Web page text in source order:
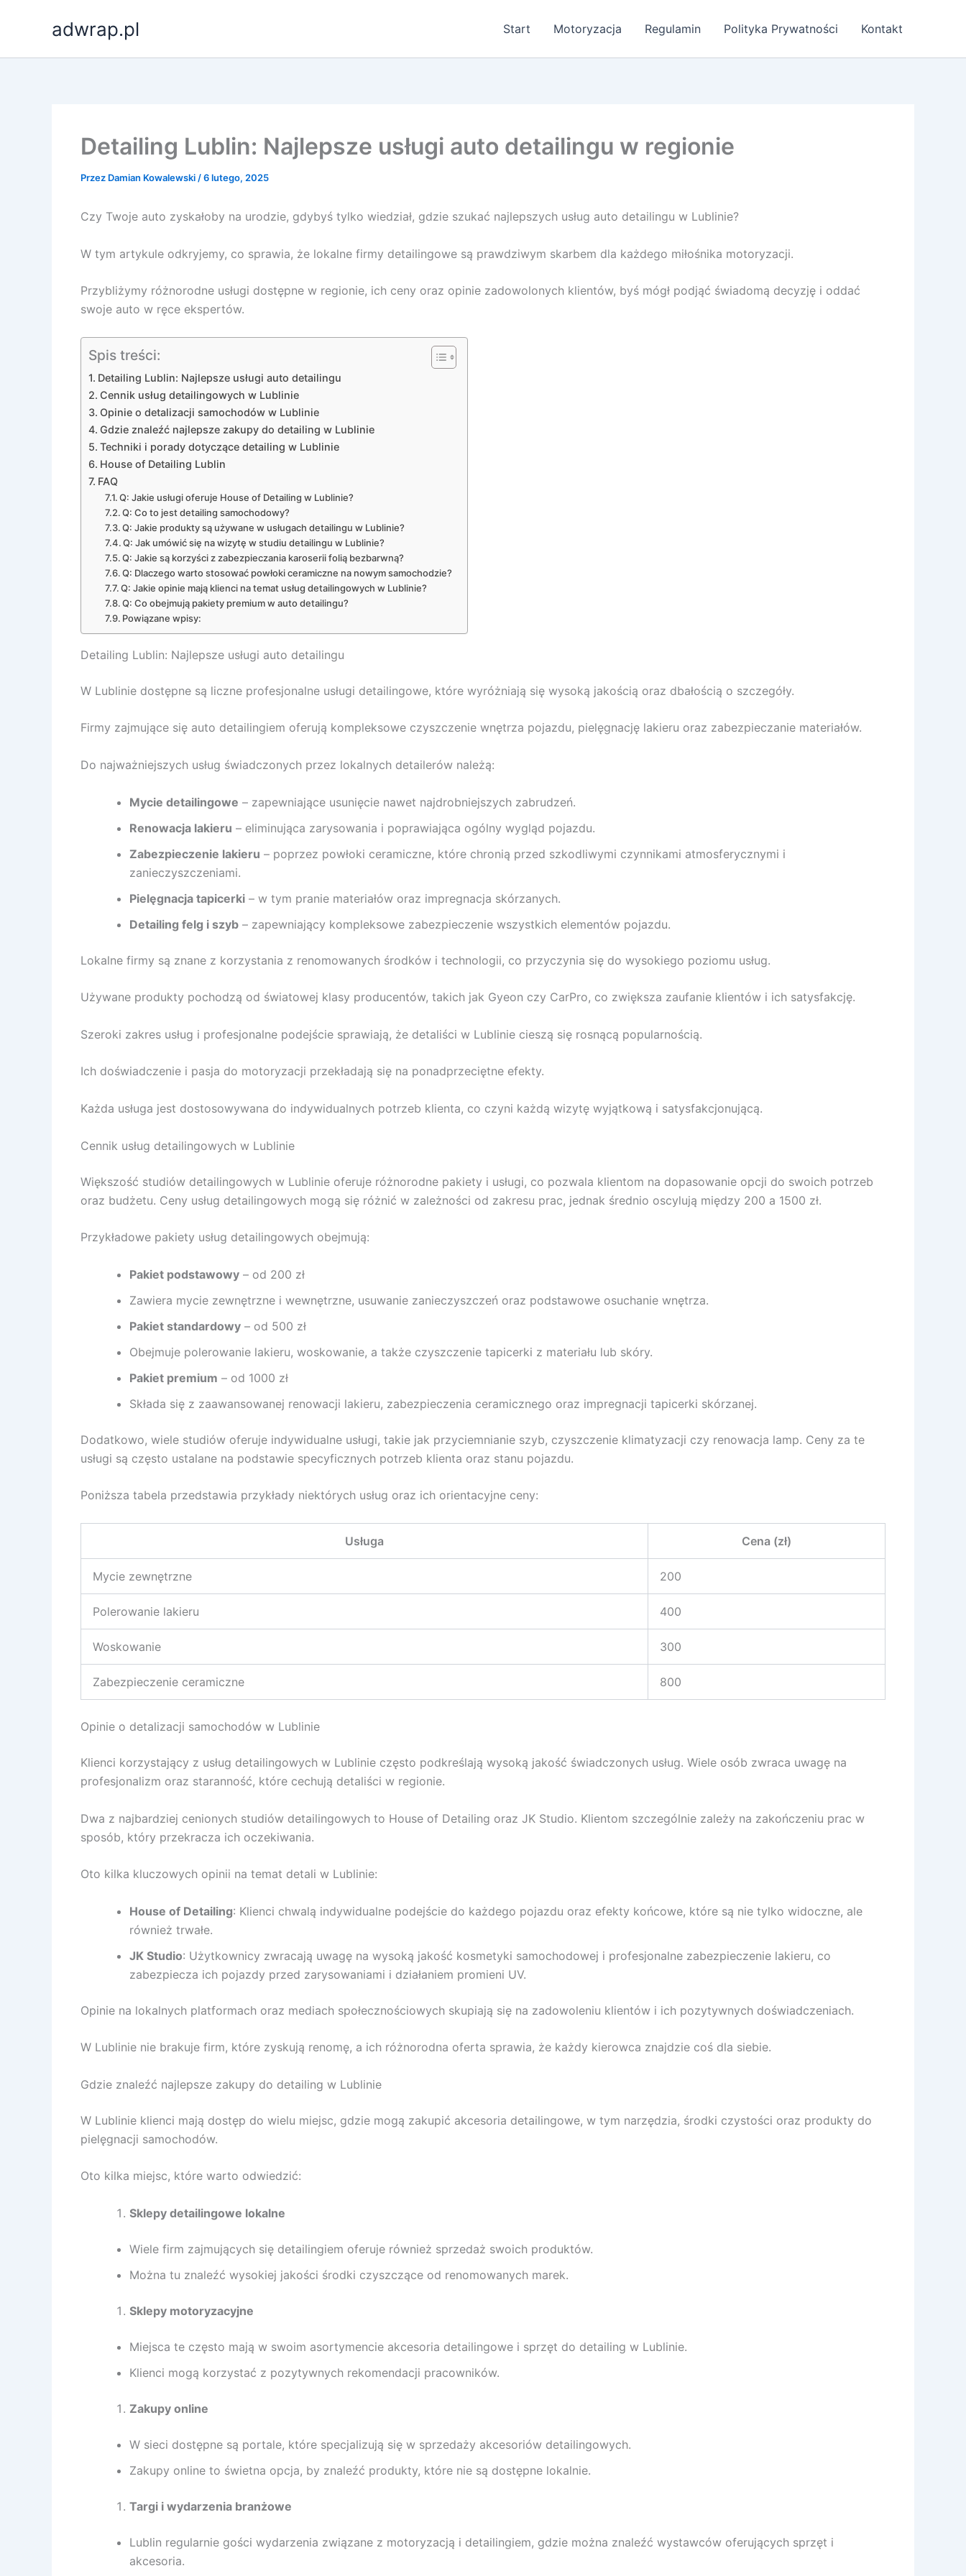
adwrap.pl Start Motoryzacja Regulamin Polityka Prywatności Kontakt
Detailing Lublin: Najlepsze usługi auto detailingu w regionie
Przez Damian Kowalewski /6 lutego, 2025
Czy Twoje auto zyskałoby na urodzie, gdybyś tylko wiedział, gdzie szukać najlepszych usług auto detailingu w Lublinie?
W tym artykule odkryjemy, co sprawia, że lokalne firmy detailingowe są prawdziwym skarbem dla każdego miłośnika motoryzacji.
Przybliżymy różnorodne usługi dostępne w regionie, ich ceny oraz opinie zadowolonych klientów, byś mógł podjąć świadomą decyzję i oddać
swoje auto w ręce ekspertów.
Spis treści:
Detailing Lublin: Najlepsze usługi auto detailingu
Cennik usług detailingowych w Lublinie
Opinie o detalizacji samochodów w Lublinie
Gdzie znaleźć najlepsze zakupy do detailing w Lublinie
Techniki i porady dotyczące detailing w Lublinie
House of Detailing Lublin
FAQ
Q: Jakie usługi oferuje House of Detailing w Lublinie?
Q: Co to jest detailing samochodowy?
Q: Jakie produkty są używane w usługach detailingu w Lublinie?
Q: Jak umówić się na wizytę w studiu detailingu w Lublinie?
Q: Jakie są korzyści z zabezpieczania karoserii folią bezbarwną?
Q: Dlaczego warto stosować powłoki ceramiczne na nowym samochodzie?
Q: Jakie opinie mają klienci na temat usług detailingowych w Lublinie?
Q: Co obejmują pakiety premium w auto detailingu?
Powiązane wpisy:
Detailing Lublin: Najlepsze usługi auto detailingu
W Lublinie dostępne są liczne profesjonalne usługi detailingowe, które wyróżniają się wysoką jakością oraz dbałością o szczegóły.
Firmy zajmujące się auto detailingiem oferują kompleksowe czyszczenie wnętrza pojazdu, pielęgnację lakieru oraz zabezpieczanie materiałów.
Do najważniejszych usług świadczonych przez lokalnych detailerów należą:
Mycie detailingowe – zapewniające usunięcie nawet najdrobniejszych zabrudzeń.
Renowacja lakieru – eliminująca zarysowania i poprawiająca ogólny wygląd pojazdu.
Zabezpieczenie lakieru – poprzez powłoki ceramiczne, które chronią przed szkodliwymi czynnikami atmosferycznymi i
zanieczyszczeniami.
Pielęgnacja tapicerki – w tym pranie materiałów oraz impregnacja skórzanych.
Detailing felg i szyb – zapewniający kompleksowe zabezpieczenie wszystkich elementów pojazdu.
Lokalne firmy są znane z korzystania z renomowanych środków i technologii, co przyczynia się do wysokiego poziomu usług.
Używane produkty pochodzą od światowej klasy producentów, takich jak Gyeon czy CarPro, co zwiększa zaufanie klientów i ich satysfakcję.
Szeroki zakres usług i profesjonalne podejście sprawiają, że detaliści w Lublinie cieszą się rosnącą popularnością.
Ich doświadczenie i pasja do motoryzacji przekładają się na ponadprzeciętne efekty.
Każda usługa jest dostosowywana do indywidualnych potrzeb klienta, co czyni każdą wizytę wyjątkową i satysfakcjonującą.
Cennik usług detailingowych w Lublinie
Większość studiów detailingowych w Lublinie oferuje różnorodne pakiety i usługi, co pozwala klientom na dopasowanie opcji do swoich potrzeb
oraz budżetu. Ceny usług detailingowych mogą się różnić w zależności od zakresu prac, jednak średnio oscylują między 200 a 1500 zł.
Przykładowe pakiety usług detailingowych obejmują:
Pakiet podstawowy – od 200 zł
Zawiera mycie zewnętrzne i wewnętrzne, usuwanie zanieczyszczeń oraz podstawowe osuchanie wnętrza.
Pakiet standardowy – od 500 zł
Obejmuje polerowanie lakieru, woskowanie, a także czyszczenie tapicerki z materiału lub skóry.
Pakiet premium – od 1000 zł
Składa się z zaawansowanej renowacji lakieru, zabezpieczenia ceramicznego oraz impregnacji tapicerki skórzanej.
Dodatkowo, wiele studiów oferuje indywidualne usługi, takie jak przyciemnianie szyb, czyszczenie klimatyzacji czy renowacja lamp. Ceny za te
usługi są często ustalane na podstawie specyficznych potrzeb klienta oraz stanu pojazdu.
Poniższa tabela przedstawia przykłady niektórych usług oraz ich orientacyjne ceny:
Usługa Cena (zł)
Mycie zewnętrzne 200
Polerowanie lakieru 400
Woskowanie 300
Zabezpieczenie ceramiczne 800
Opinie o detalizacji samochodów w Lublinie
Klienci korzystający z usług detailingowych w Lublinie często podkreślają wysoką jakość świadczonych usług. Wiele osób zwraca uwagę na
profesjonalizm oraz staranność, które cechują detaliści w regionie.
Dwa z najbardziej cenionych studiów detailingowych to House of Detailing oraz JK Studio. Klientom szczególnie zależy na zakończeniu prac w
sposób, który przekracza ich oczekiwania.
Oto kilka kluczowych opinii na temat detali w Lublinie:
House of Detailing: Klienci chwalą indywidualne podejście do każdego pojazdu oraz efekty końcowe, które są nie tylko widoczne, ale
również trwałe.
JK Studio: Użytkownicy zwracają uwagę na wysoką jakość kosmetyki samochodowej i profesjonalne zabezpieczenie lakieru, co
zabezpiecza ich pojazdy przed zarysowaniami i działaniem promieni UV.
Opinie na lokalnych platformach oraz mediach społecznościowych skupiają się na zadowoleniu klientów i ich pozytywnych doświadczeniach.
W Lublinie nie brakuje firm, które zyskują renomę, a ich różnorodna oferta sprawia, że każdy kierowca znajdzie coś dla siebie.
Gdzie znaleźć najlepsze zakupy do detailing w Lublinie
W Lublinie klienci mają dostęp do wielu miejsc, gdzie mogą zakupić akcesoria detailingowe, w tym narzędzia, środki czystości oraz produkty do
pielęgnacji samochodów.
Oto kilka miejsc, które warto odwiedzić:
Sklepy detailingowe lokalne
Wiele firm zajmujących się detailingiem oferuje również sprzedaż swoich produktów.
Można tu znaleźć wysokiej jakości środki czyszczące od renomowanych marek.
Sklepy motoryzacyjne
Miejsca te często mają w swoim asortymencie akcesoria detailingowe i sprzęt do detailing w Lublinie.
Klienci mogą korzystać z pozytywnych rekomendacji pracowników.
Zakupy online
W sieci dostępne są portale, które specjalizują się w sprzedaży akcesoriów detailingowych.
Zakupy online to świetna opcja, by znaleźć produkty, które nie są dostępne lokalnie.
Targi i wydarzenia branżowe
Lublin regularnie gości wydarzenia związane z motoryzacją i detailingiem, gdzie można znaleźć wystawców oferujących sprzęt i
akcesoria.